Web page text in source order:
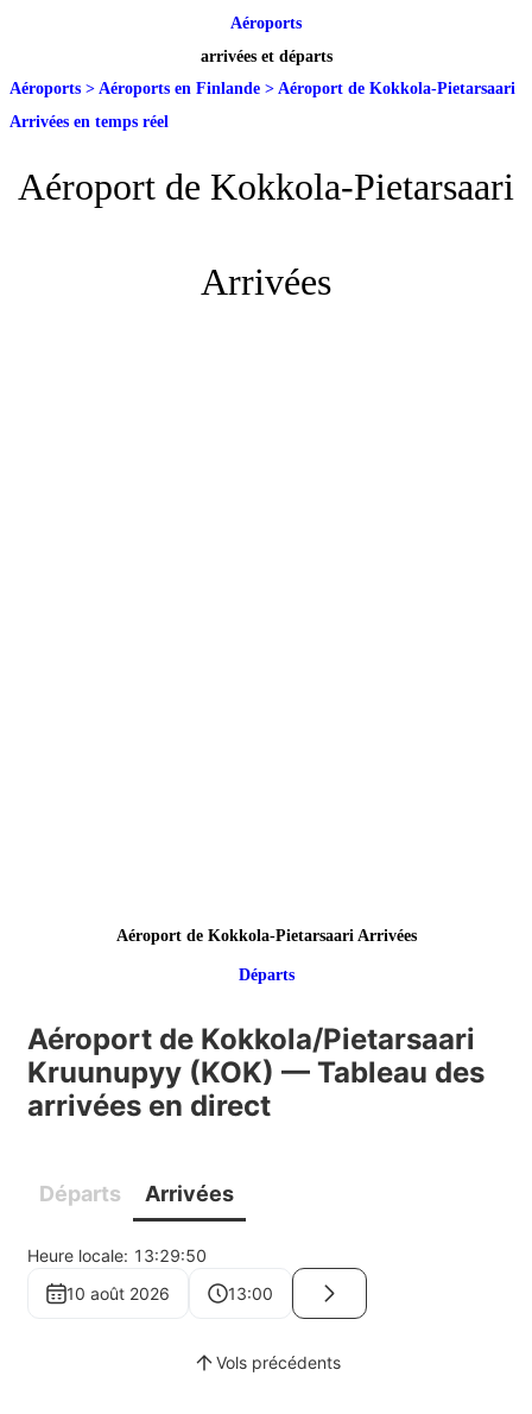
Aéroports
arrivées et départs
Aéroports > Aéroports en Finlande > Aéroport de Kokkola-Pietarsaari
Arrivées en temps réel
Aéroport de Kokkola-Pietarsaari
Arrivées
Aéroport de Kokkola-Pietarsaari Arrivées
Départs